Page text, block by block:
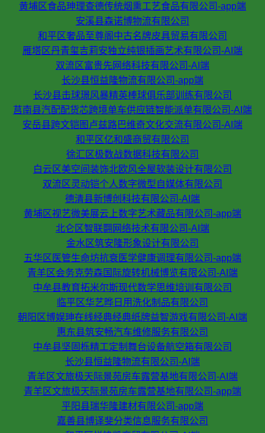
黄埔区食品珅理查德传统烟熏工艺食品有限公司-app端
安溪县森诺博物流有限公司
和平区奢品至尊阁中古名牌皮具贸易有限公司
雁塔区丹青玺吉莉安独立纯银插画艺术有限公司-AI端
双流区富贵先网络科技有限公司-AI端
长沙县恒益隆物流有限公司-app端
长沙县击球璟风暴精英棒球俱乐部训练有限公司
莒南县汽配配货芯跨境单车供应链智能派单有限公司-AI端
安岳县跨文铠图卢兹路巴维奇文化交流有限公司-AI端
和平区亿和盛商贸有限公司
徐汇区极数战数据科技有限公司
白云区美空间装饰北欧风全屋软装设计有限公司
双流区灵动铠个人数字微型自媒体有限公司
德清县新博创科技有限公司-AI端
黄埔区视艺微美展云上数字艺术藏品有限公司-app端
北仑区智联翾网络技术有限公司-AI端
金水区筑安隆形象设计有限公司
五华区医管生命坊抗衰医学健康调理有限公司-app端
青羊区会务克劳森国际旋转机械博览有限公司-AI端
中牟县教育拓米尔斯现代数学思维培训有限公司
临平区华艺晔日用洗化制品有限公司
朝阳区博娱珅在线经典经典纸牌益智游戏有限公司-AI端
惠东县筑安畅汽车维修服务有限公司
中牟县坚固栎精工定制舞台设备航空箱有限公司
长沙县恒益隆物流有限公司-AI端
青羊区文旅极天际景苑房车露营基地有限公司-AI端
青羊区文旅极天际景苑房车露营基地有限公司-app端
平阳县瑞华隆建材有限公司-app端
嘉善县博译斐分类信息服务有限公司